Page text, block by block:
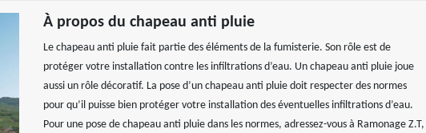
À propos du chapeau anti pluie
Le chapeau anti pluie fait partie des éléments de la fumisterie. Son rôle est de
protéger votre installation contre les infiltrations d’eau. Un chapeau anti pluie joue
aussi un rôle décoratif. La pose d’un chapeau anti pluie doit respecter des normes
pour qu’il puisse bien protéger votre installation des éventuelles infiltrations d’eau.
Pour une pose de chapeau anti pluie dans les normes, adressez-vous à Ramonage Z.T,